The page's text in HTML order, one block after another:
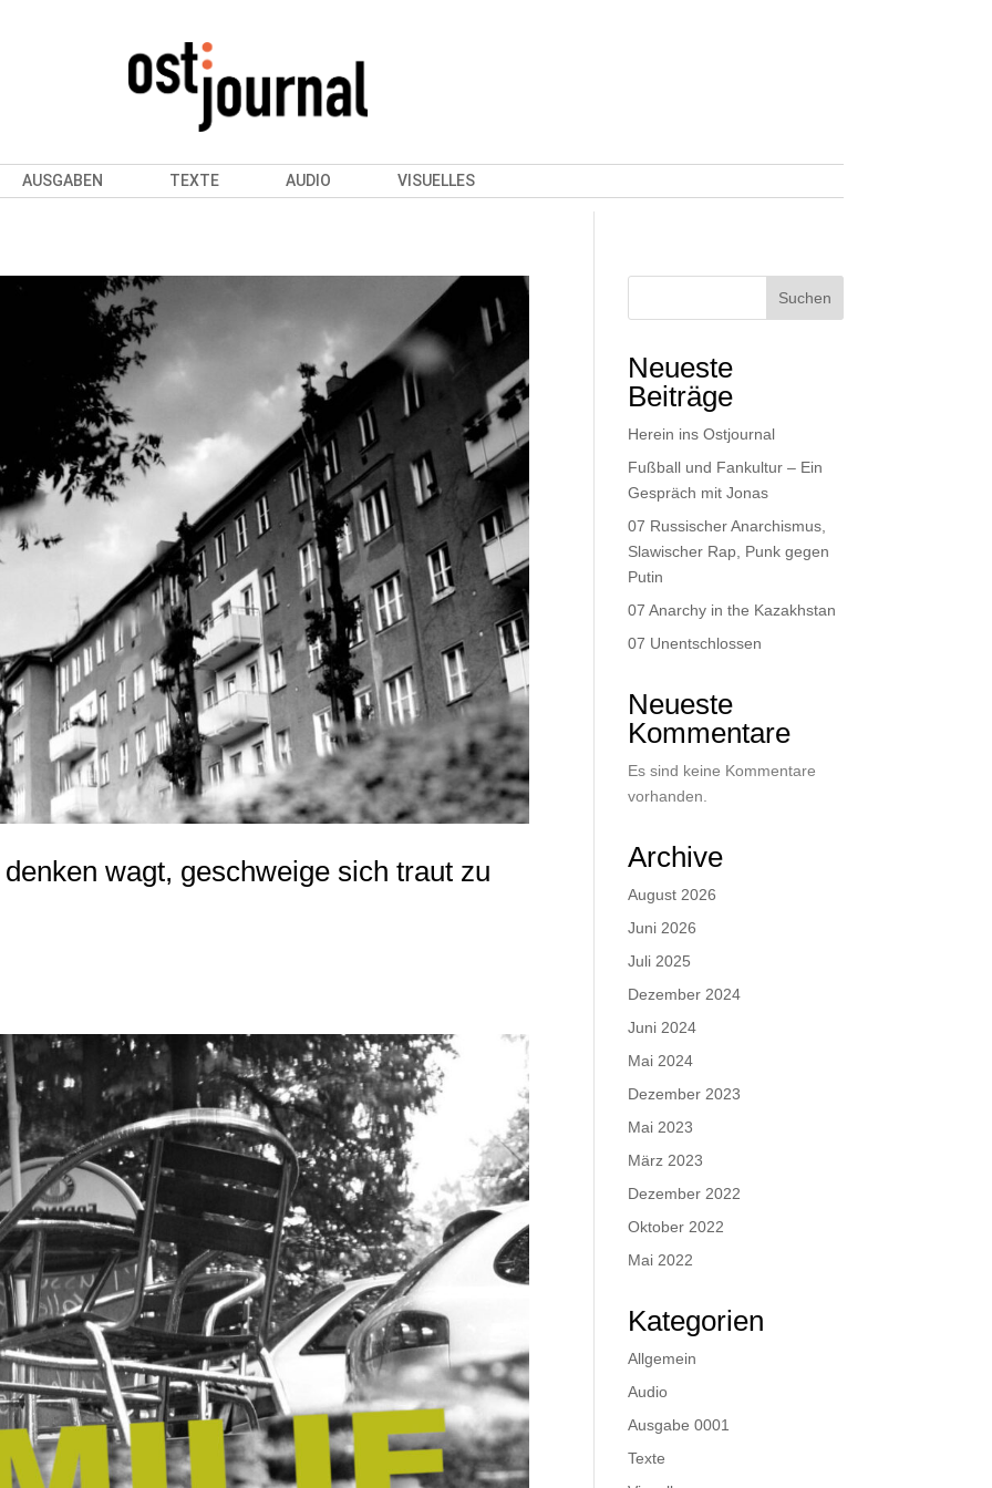
AUSGABEN TEXTE AUDIO VISUELLES
wagt, geschweige sich traut zu
Suchen
Neueste
Beiträge
Herein ins Ostjournal
Fußball und Fankultur – Ein
Gespräch mit Jonas
07 Russischer Anarchismus,
Slawischer Rap, Punk gegen
Putin
07 Anarchy in the Kazakhstan
07 Unentschlossen
Neueste
Kommentare
Es sind keine Kommentare
vorhanden.
Archive
August 2026
Juni 2026
Juli 2025
Dezember 2024
Juni 2024
Mai 2024
Dezember 2023
Mai 2023
März 2023
Dezember 2022
Oktober 2022
Mai 2022
Kategorien
Allgemein
Audio
Ausgabe 0001
Texte